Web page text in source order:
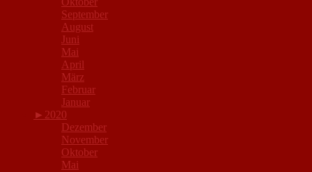
September
August
Juni
Mai
April
März
Februar
Januar
► 2020
Dezember
November
Oktober
Mai